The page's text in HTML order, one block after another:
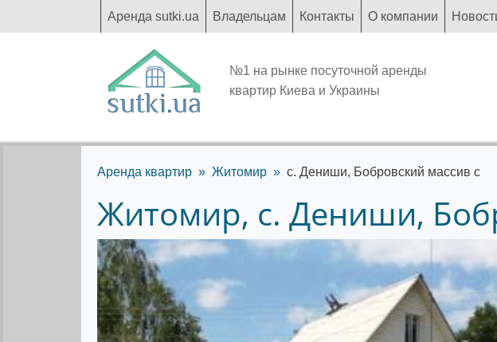
Аренда sutki.ua Владельцам Контакты О компании
№1 на рынке посуточной аренды
квартир Киева и Украины
Аренда квартир Житомир c. Дениши, Бобровский массив с
Житомир, c. Дениши,